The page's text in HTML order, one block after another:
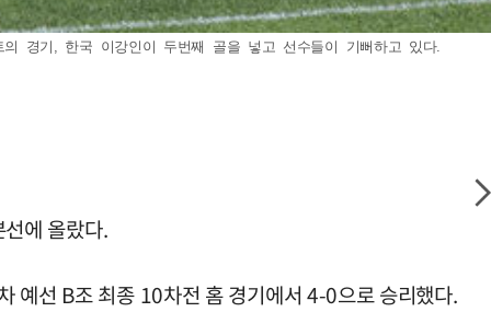
경기, 한국 이강인이 두번째 골을 넣고 선수들이 기뻐하고 있다.
에 올랐다.
예선 B조 최종 10차전 홈 경기에서 4-0으로 승리했다.